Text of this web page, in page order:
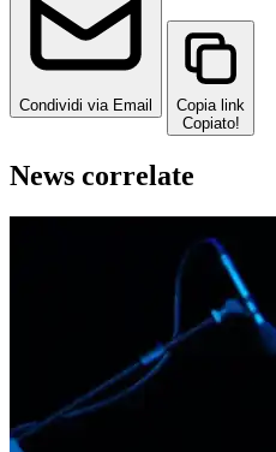
Condividi via Email
Copia link
Copiato!
News correlate